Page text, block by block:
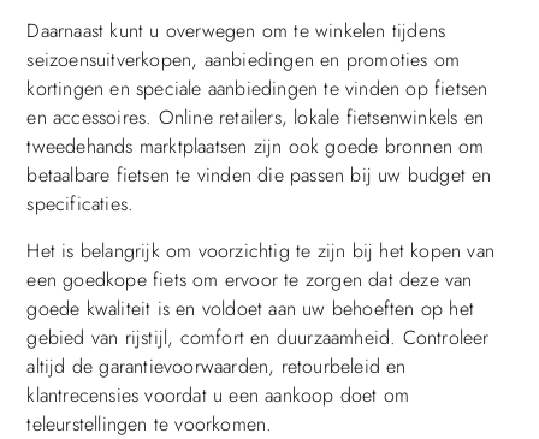
Daarnaast kunt u overwegen om te winkelen tijdens
seizoensuitverkopen, aanbiedingen en promoties om
kortingen en speciale aanbiedingen te vinden op fietsen
en accessoires. Online retailers, lokale fietsenwinkels en
tweedehands marktplaatsen zijn ook goede bronnen om
betaalbare fietsen te vinden die passen bij uw budget en
specificaties.
Het is belangrijk om voorzichtig te zijn bij het kopen van
een goedkope fiets om ervoor te zorgen dat deze van
goede kwaliteit is en voldoet aan uw behoeften op het
gebied van rijstijl, comfort en duurzaamheid. Controleer
altijd de garantievoorwaarden, retourbeleid en
klantrecensies voordat u een aankoop doet om
teleurstellingen te voorkomen.